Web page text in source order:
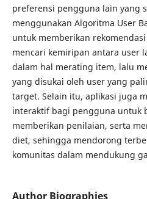
preferensi pengguna lain yang
menggunakan Algoritma User
untuk memberikan
mencari kemiripan antara user
dalam hal merating item, lalu
yang disukai oleh user yang
target. Selain itu, aplikasi juga
interaktif bagi pengguna untuk
memberikan penilaian, serta
diet, sehingga mendorong
komunitas dalam mendukung
Author Biographies